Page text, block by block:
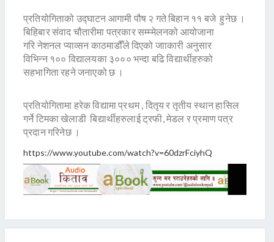
प्रतियोगिताको उद्घाटन आगामी पौष २ गते बिहान ११ बजे हुनेछ ।
बिहिबार संवाद चौतारीमा पत्रकार सम्म्मेलनको आयोजाना
गरि नेशनल प्याव्सन काठमाडौँले दिएको जााकारी अनुसार
विभिन्न १०० विद्यालयका ३००० भन्दा बढि विद्यार्थीहरुको
सहभागिता रहने जनाएको छ ।
प्रतियोगितामा हरेक विद्यामा प्रथम , दितृय र तृतीय स्थान हासिल
गर्ने टिमका खेलाडी बिद्यार्थीहरुलाई ट्रफी, मेडल र प्रमाण पत्र
प्रदान गरिनेछ ।
https://www.youtube.com/watch?v=60dzrFciyhQ